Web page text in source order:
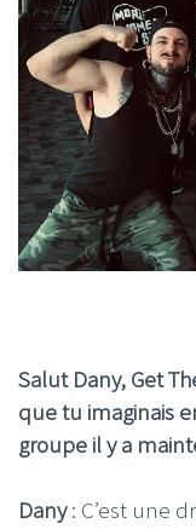
Salut Dany, Get
que tu imaginais
groupe il y a
Dany: C’est une